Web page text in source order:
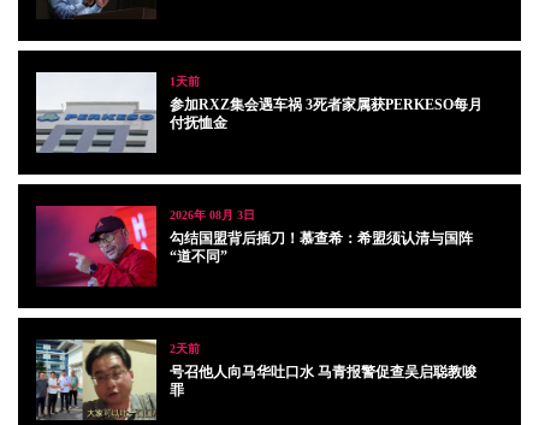
1天前
参加RXZ集会遇车祸 3死者家属获PERKESO每月
付抚恤金
2026年 08月 3日
勾结国盟背后插刀！慕查希：希盟须认清与国阵
“道不同”
2天前
号召他人向马华吐口水 马青报警促查吴启聪教唆
罪